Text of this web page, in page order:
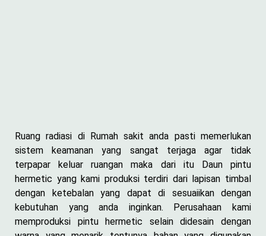
Ruang radiasi di Rumah sakit anda pasti memerlukan
sistem keamanan yang sangat terjaga agar tidak
terpapar keluar ruangan maka dari itu Daun pintu
hermetic yang kami produksi terdiri dari lapisan timbal
dengan ketebalan yang dapat di sesuaiikan dengan
kebutuhan yang anda inginkan. Perusahaan kami
memproduksi pintu hermetic selain didesain dengan